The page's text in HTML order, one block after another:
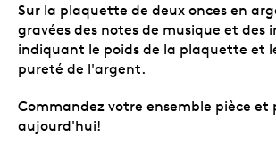
Sur la plaquette de deux onces en
gravées des notes de musique et des
indiquant le poids de la plaquette et
pureté de l'argent.
Commandez votre ensemble pièce et
aujourd'hui!